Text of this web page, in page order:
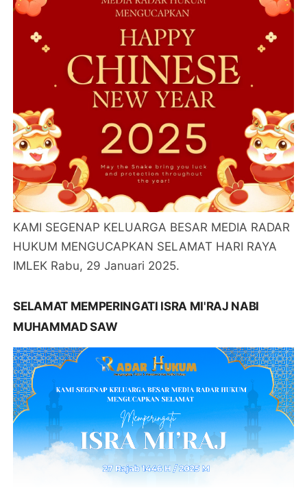
KAMI SEGENAP KELUARGA BESAR MEDIA RADAR
HUKUM MENGUCAPKAN SELAMAT HARI RAYA
IMLEK Rabu, 29 Januari 2025.
SELAMAT MEMPERINGATI ISRA MI'RAJ NABI
MUHAMMAD SAW